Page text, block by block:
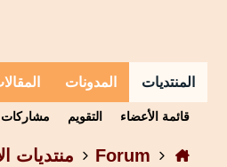
المنتديات المدونات
قائمة الأعضاء التقويم مشاركات
Forum منتديات